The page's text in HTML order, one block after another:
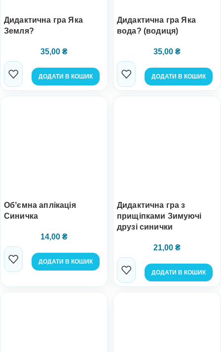
Дидактична гра Яка
Земля?
35,00 ₴
ДОДАТИ В КОШИК
Дидактична гра Яка
вода? (водиця)
35,00 ₴
ДОДАТИ В КОШИК
Обʼємна аплікація
Синичка
14,00 ₴
ДОДАТИ В КОШИК
Дидактична гра з
прищіпками Зимуючі
друзі синички
21,00 ₴
ДОДАТИ В КОШИК